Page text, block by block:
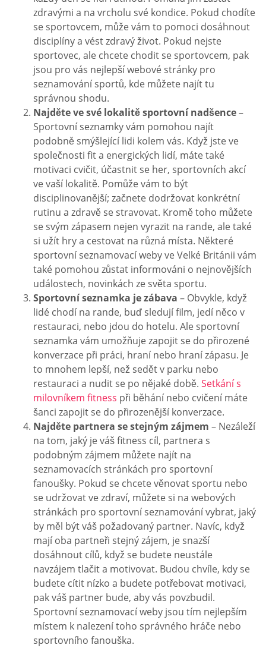
zdravými a na vrcholu své kondice. Pokud chodíte
se sportovcem, může vám to pomoci dosáhnout
disciplíny a vést zdravý život. Pokud nejste
sportovec, ale chcete chodit se sportovcem, pak
jsou pro vás nejlepší webové stránky pro
seznamování sportů, kde můžete najít tu
správnou shodu.
Najděte ve své lokalitě sportovní nadšence–
Sportovní seznamky vám pomohou najít
podobně smýšlející lidi kolem vás. Když jste ve
společnosti fit a energických lidí, máte také
motivaci cvičit, účastnit se her, sportovních akcí
ve vaší lokalitě. Pomůže vám to být
disciplinovanější; začnete dodržovat konkrétní
rutinu a zdravě se stravovat. Kromě toho můžete
se svým zápasem nejen vyrazit na rande, ale také
si užít hry a cestovat na různá místa. Některé
sportovní seznamovací weby ve Velké Británii vám
také pomohou zůstat informováni o nejnovějších
událostech, novinkách ze světa sportu.
Sportovní seznamka je zábava – Obvykle, když
lidé chodí na rande, buď sledují film, jedí něco v
restauraci, nebo jdou do hotelu. Ale sportovní
seznamka vám umožňuje zapojit se do přirozené
konverzace při práci, hraní nebo hraní zápasu. Je
to mnohem lepší, než sedět v parku nebo
restauraci a nudit se po nějaké době. Setkání s
milovníkem fitness při běhání nebo cvičení máte
šanci zapojit se do přirozenější konverzace.
Najděte partnera se stejným zájmem – Nezáleží
na tom, jaký je váš fitness cíl, partnera s
podobným zájmem můžete najít na
seznamovacích stránkách pro sportovní
fanoušky. Pokud se chcete věnovat sportu nebo
se udržovat ve zdraví, můžete si na webových
stránkách pro sportovní seznamování vybrat, jaký
by měl být váš požadovaný partner. Navíc, když
mají oba partneři stejný zájem, je snazší
dosáhnout cílů, když se budete neustále
navzájem tlačit a motivovat. Budou chvíle, kdy se
budete cítit nízko a budete potřebovat motivaci,
pak váš partner bude, aby vás povzbudil.
Sportovní seznamovací weby jsou tím nejlepším
místem k nalezení toho správného hráče nebo
sportovního fanouška.